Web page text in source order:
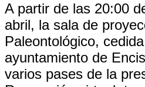
A partir de las 20:00
abril, la sala de
Paleontológico,
ayuntamiento de
varios pases de la